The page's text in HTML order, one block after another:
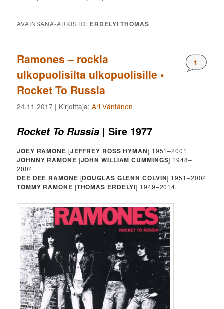
AVAINSANA-ARKISTO: ERDELYI THOMAS
Ramones – rockia
ulkopuolisilta ulkopuolisille •
Rocket To Russia
1
24.11.2017 | Kirjoittaja:Ari Väntänen
Rocket To Russia | Sire 1977
JOEY RAMONE [JEFFREY ROSS HYMAN] 1951–2001
JOHNNY RAMONE [JOHN WILLIAM CUMMINGS] 1948–
2004
DEE DEE RAMONE [DOUGLAS GLENN COLVIN] 1951–2002
TOMMY RAMONE [THOMAS ERDELYI] 1949–2014